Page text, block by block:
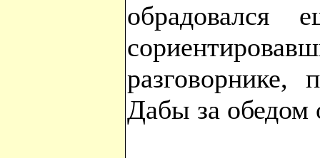
разговорнике,
Дабы за обедом